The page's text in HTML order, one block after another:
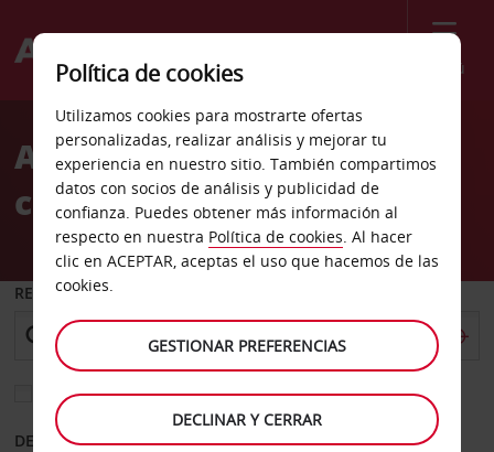
Menú
Welcome
AvisAlquiler de coches Albany
ciudad
RECOGER EN
Elegir otra oficina de devolución
DESDE HASTA
Política de cookies
Utilizamos cookies para mostrarte ofertas
personalizadas, realizar análisis y mejorar tu
experiencia en nuestro sitio. También compartimos
datos con socios de análisis y publicidad de
confianza. Puedes obtener más información al
respecto en nuestra Política de cookies. Al hacer
clic en ACEPTAR, aceptas el uso que hacemos de las
cookies.
GESTIONAR PREFERENCIAS
DECLINAR Y CERRAR